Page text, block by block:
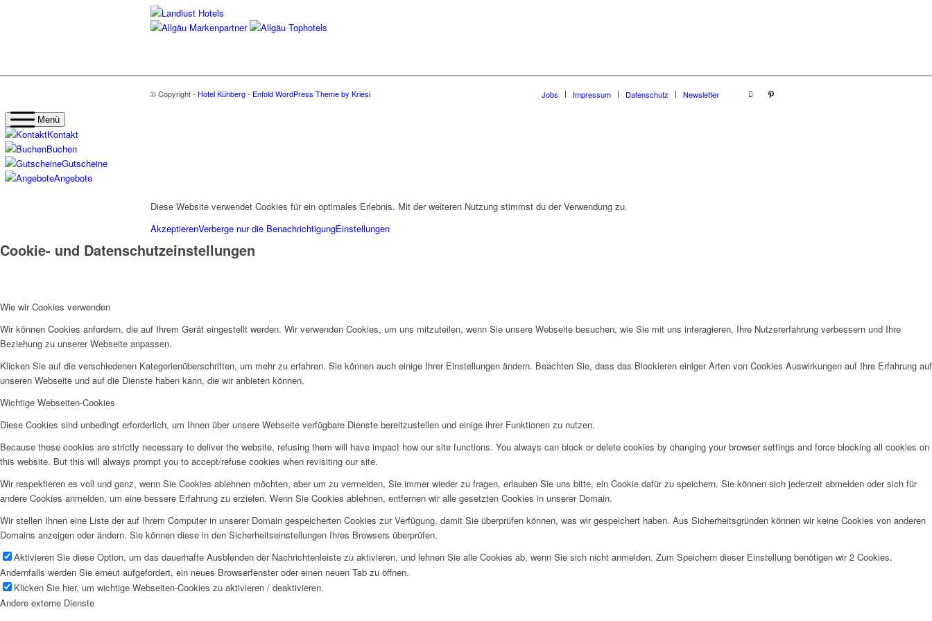
© Copyright - Hotel Kühberg- Enfold WordPress Theme by Kriesi Jobs Impressum Datenschutz Newsletter
Menü
Kontakt
Buchen
Gutscheine
Angebote
Diese Website verwendet Cookies für ein optimales Erlebnis. Mit der weiteren Nutzung stimmst du der Verwendung zu.
AkzeptierenVerberge nur die BenachrichtigungEinstellungen
Cookie- und Datenschutzeinstellungen
Wie wir Cookies verwenden
Wir können Cookies anfordern, die auf Ihrem Gerät eingestellt werden. Wir verwenden Cookies, um uns mitzuteilen, wenn Sie unsere Webseite besuchen, wie Sie mit uns interagieren, Ihre Nutzererfahrung verbessern und Ihre
Beziehung zu unserer Webseite anpassen.
Klicken Sie auf die verschiedenen Kategorienüberschriften, um mehr zu erfahren. Sie können auch einige Ihrer Einstellungen ändern. Beachten Sie, dass das Blockieren einiger Arten von Cookies Auswirkungen auf Ihre Erfahrung auf
unseren Webseite und auf die Dienste haben kann, die wir anbieten können.
Wichtige Webseiten-Cookies
Diese Cookies sind unbedingt erforderlich, um Ihnen über unsere Webseite verfügbare Dienste bereitzustellen und einige ihrer Funktionen zu nutzen.
Because these cookies are strictly necessary to deliver the website, refusing them will have impact how our site functions. You always can block or delete cookies by changing your browser settings and force blocking all cookies on
this website. But this will always prompt you to accept/refuse cookies when revisiting our site.
Wir respektieren es voll und ganz, wenn Sie Cookies ablehnen möchten, aber um zu vermeiden, Sie immer wieder zu fragen, erlauben Sie uns bitte, ein Cookie dafür zu speichern. Sie können sich jederzeit abmelden oder sich für
andere Cookies anmelden, um eine bessere Erfahrung zu erzielen. Wenn Sie Cookies ablehnen, entfernen wir alle gesetzten Cookies in unserer Domain.
Wir stellen Ihnen eine Liste der auf Ihrem Computer in unserer Domain gespeicherten Cookies zur Verfügung, damit Sie überprüfen können, was wir gespeichert haben. Aus Sicherheitsgründen können wir keine Cookies von anderen
Domains anzeigen oder ändern. Sie können diese in den Sicherheitseinstellungen Ihres Browsers überprüfen.
Aktivieren Sie diese Option, um das dauerhafte Ausblenden der Nachrichtenleiste zu aktivieren, und lehnen Sie alle Cookies ab, wenn Sie sich nicht anmelden. Zum Speichern dieser Einstellung benötigen wir 2 Cookies.
Andernfalls werden Sie erneut aufgefordert, ein neues Browserfenster oder einen neuen Tab zu öffnen.
Klicken Sie hier, um wichtige Webseiten-Cookies zu aktivieren / deaktivieren.
Andere externe Dienste